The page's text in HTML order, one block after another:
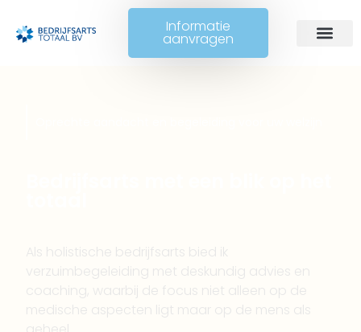
Informatie
aanvragen
Als holistische bedrijfsarts bied ik
verzuimbegeleiding met deskundig advies en
coaching, waarbij de focus niet alleen op de
medische aspecten ligt maar op de mens als